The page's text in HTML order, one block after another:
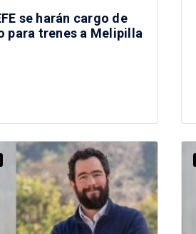
se harán cargo de
para trenes a Melipilla